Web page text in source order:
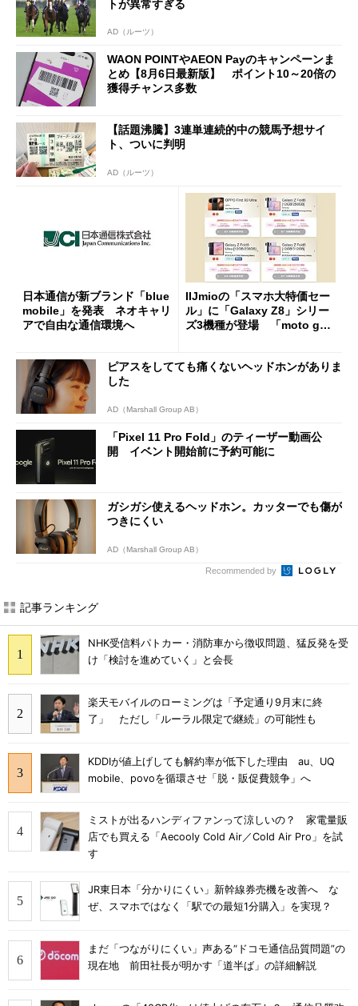
トが異常すぎる
AD（ルーツ）
WAON POINTやAEON Payのキャンペーンま
とめ【8月6日最新版】 ポイント10～20倍の
獲得チャンス多数
【話題沸騰】3連単連続的中の競馬予想サイ
ト、ついに判明
AD（ルーツ）
日本通信が新ブランド「blue
mobile」を発表 ネオキャリ
アで自由な通信環境へ
IIJmioの「スマホ大特価セー
ル」に「Galaxy Z8」シリー
ズ3機種が登場 「moto g37
ピアスをしてても痛くないヘッドホンがありま
した
AD（Marshall Group AB）
「Pixel 11 Pro Fold」のティーザー動画公
開 イベント開始前に予約可能に
ガシガシ使えるヘッドホン。カッターでも傷が
つきにくい
AD（Marshall Group AB）
Recommended by
記事ランキング
NHK受信料パトカー・消防車から徴収問題、猛反発を受
け「検討を進めていく」と会長
楽天モバイルのローミングは「予定通り9月末に終
了」 ただし「ルーラル限定で継続」の可能性も
KDDIが値上げしても解約率が低下した理由 au、UQ
mobile、povoを循環させ「脱・販促費競争」へ
ミストが出るハンディファンって涼しいの？ 家電量販
店でも買える「Aecooly Cold Air／Cold Air Pro」を試
す
JR東日本「分かりにくい」新幹線券売機を改善へ な
ぜ、スマホではなく「駅での最短1分購入」を実現？
まだ「つながりにくい」声ある“ドコモ通信品質問題”の
現在地 前田社長が明かす「道半ば」の詳細解説